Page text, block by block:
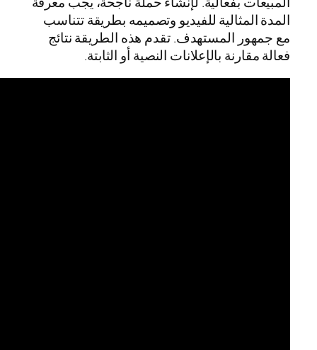
المدة المثالية للفيديو وتصميمه بطريقة تتناسب
مع جمهور المستهدف. تقدم هذه الطريقة نتائج
فعالة مقارنة بالإعلانات النصية أو الثابتة.